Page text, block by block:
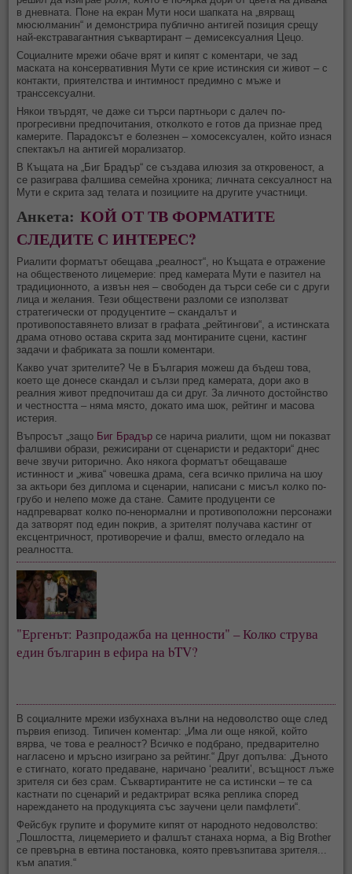
в дневната. Поне на екран Мути носи шапката на „вярващ
мюсюлманин“ и демонстрира публично антигей позиция срещу
най-екстравагантния съквартирант – демисексуалния Цецо.
Социалните мрежи обаче врят и кипят с коментари, че зад
маската на консервативния Мути се крие истинския си живот – с
контакти, приятелства и интимност предимно с мъже и
транссексуални.
Някои твърдят, че даже си търси партньори с далеч по-
прогресивни предпочитания, отколкото е готов да признае пред
камерите. Парадоксът е болезнен – хомосексуален, който изнася
спектакъл на антигей морализатор.
В Къщата на „Биг Брадър“ се създава илюзия за откровеност, а
се разиграва фалшива семейна хроника; личната сексуалност на
Мути е скрита зад телата и позициите на другите участници.
Анкета:КОЙ ОТ ТВ ФОРМАТИТЕ
СЛЕДИТЕ С ИНТЕРЕС?
Риалити форматът обещава „реалност“, но Къщата е отражение
на общественото лицемерие: пред камерата Мути е пазител на
традиционното, а извън нея – свободен да търси себе си с други
лица и желания. Тези обществени разломи се използват
стратегически от продуцентите – скандалът и
противопоставянето влизат в графата „рейтингови“, а истинската
драма отново остава скрита зад монтираните сцени, кастинг
задачи и фабриката за пошли коментари.
Какво учат зрителите? Че в България можеш да бъдеш това,
което ще донесе скандал и сълзи пред камерата, дори ако в
реалния живот предпочиташ да си друг. За личното достойнство
и честността – няма място, докато има шок, рейтинг и масова
истерия.
Въпросът „защо Биг Брадър се нарича риалити, щом ни показват
фалшиви образи, режисирани от сценаристи и редактори“ днес
вече звучи риторично. Ако някога форматът обещаваше
истинност и „жива“ човешка драма, сега всичко прилича на шоу
за актьори без диплома и сценарии, написани с мисъл колко по-
грубо и нелепо може да стане. Самите продуценти се
надпреварват колко по-ненормални и противоположни персонажи
да затворят под един покрив, а зрителят получава кастинг от
ексцентричност, противоречие и фалш, вместо огледало на
реалността.
"Ергенът: Разпродажба на ценности" – Колко струва
един българин в ефира на bTV?
В социалните мрежи избухнаха вълни на недоволство още след
първия епизод. Типичен коментар: „Има ли още някой, който
вярва, че това е реалност? Всичко е подбрано, предварително
нагласено и мръсно изиграно за рейтинг.“ Друг допълва: „Дъното
е стигнато, когато предаване, наричано ‘реалити’, всъщност лъже
зрителя си без срам. Съквартирантите не са истински – те са
кастнати по сценарий и редактрират всяка реплика според
нареждането на продукцията със заучени цели памфлети“.
Фейсбук групите и форумите кипят от народното недоволство:
„Пошлостта, лицемерието и фалшът станаха норма, а Big Brother
се превърна в евтина постановка, която превъзпитава зрителя...
към апатия.“